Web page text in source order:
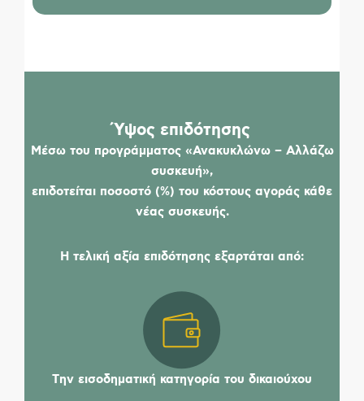
Ύψος επιδότησης
Μέσω του προγράμματος «Ανακυκλώνω – Αλλάζω
συσκευή»,
επιδοτείται ποσοστό (%) του κόστους αγοράς κάθε
νέας συσκευής.
Η τελική αξία επιδότησης εξαρτάται από:
Tην εισοδηματική κατηγορία του δικαιούχου